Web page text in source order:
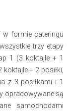
w formie cateringu
trzy etapy
1 (3 koktajle + 1
koktajle + 2 posiłki,
z 3 posiłkami i 1
opracowywane są
samochodami